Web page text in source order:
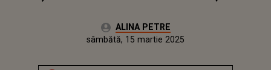
Autor:ALINA PETRE
vineri, 15 martie 2024Actualizat:
sâmbătă, 15 martie 2025